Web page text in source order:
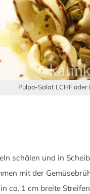
Pulpo-Salat LCHF oder
schälen und in
mit der
ca. 1 cm breite